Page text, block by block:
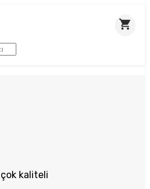
kaliteli